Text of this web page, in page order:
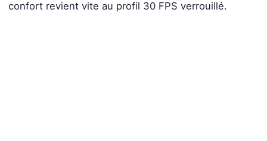
confort revient vite au profil 30 FPS verrouillé.